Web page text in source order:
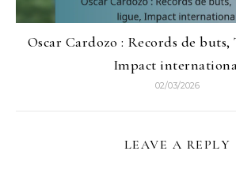
Oscar Cardozo : Records de
Impact
02/03/2026
LEAVE A REPLY